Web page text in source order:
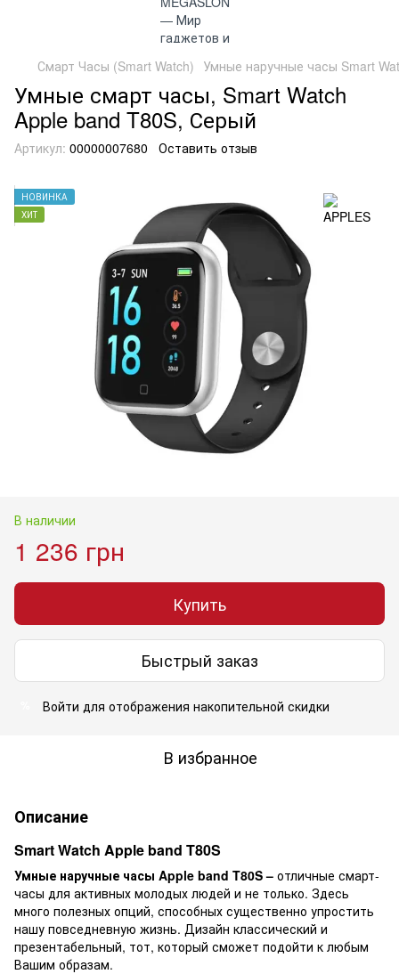
Смарт Часы (Smart Watch) Умные наручные часы Smart
Умные смарт часы, Smart Watch
Apple band T80S, Серый
Артикул: 00000007680 Оставить отзыв
НОВИНКА
ХИТ
В наличии
1 236 грн
Купить
Быстрый заказ
Войти для отображения накопительной скидки
В избранное
Описание
Smart Watch Apple band T80S
Умные наручные часы Apple band T80S – отличные смарт-
часы для активных молодых людей и не только. Здесь
много полезных опций, способных существенно упростить
нашу повседневную жизнь. Дизайн классический и
презентабельный, тот, который сможет подойти к любым
Вашим образам.